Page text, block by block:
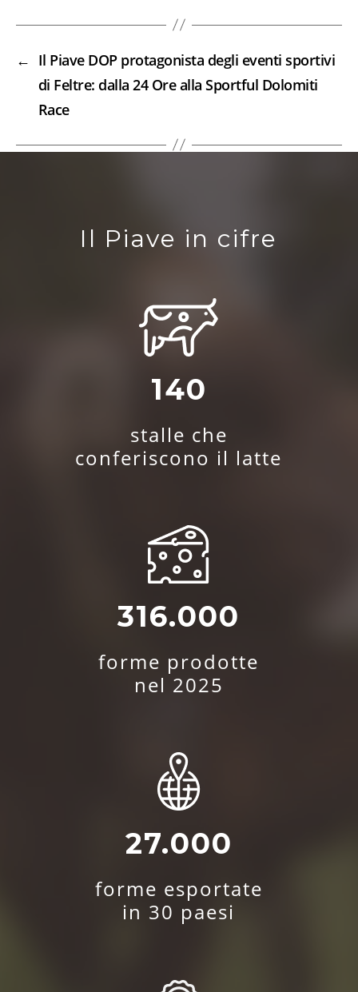
← Il Piave DOP protagonista degli eventi sportivi
di Feltre: dalla 24 Ore alla Sportful Dolomiti
Race
Il Piave in cifre
140
stalle che
conferiscono il latte
316.000
forme prodotte
nel 2025
27.000
forme esportate
in 30 paesi